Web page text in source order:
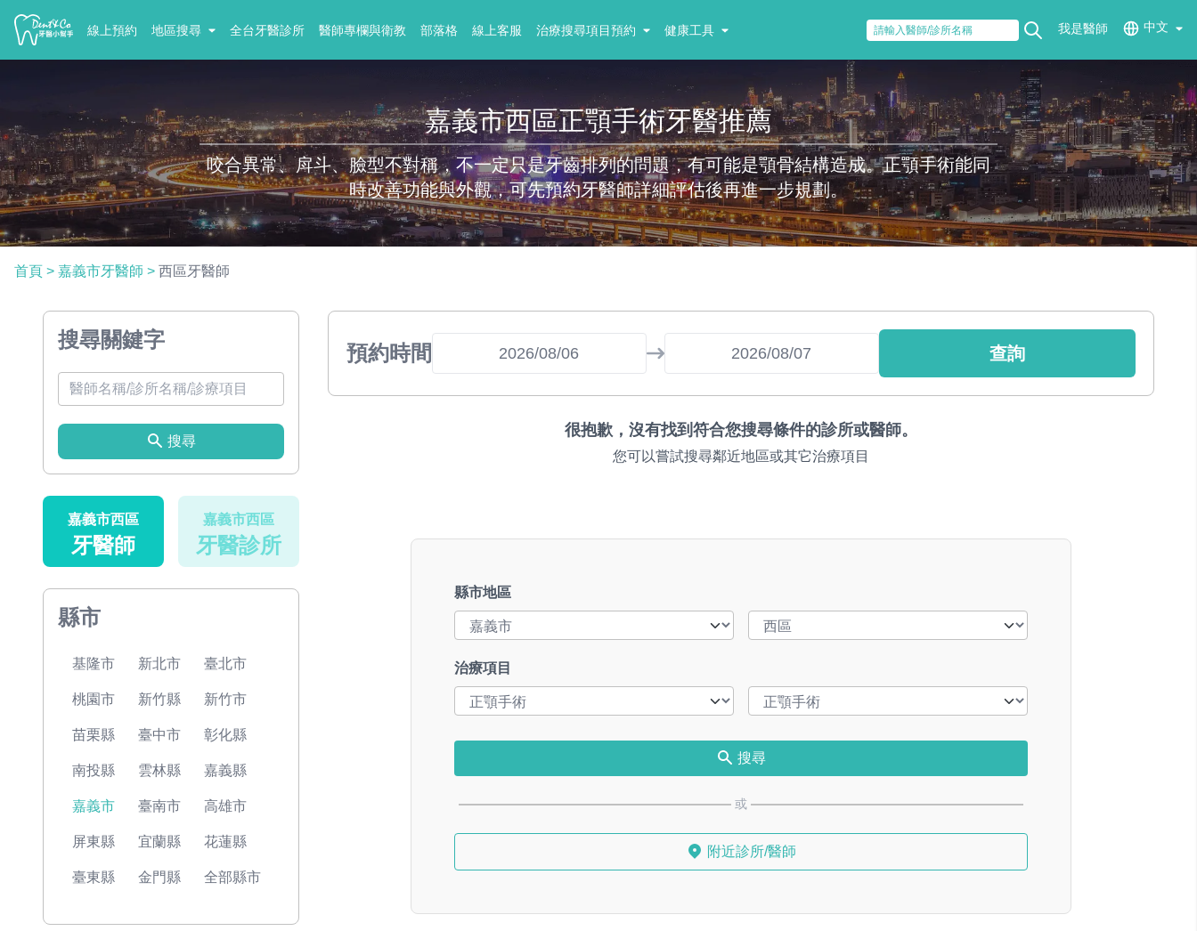
線上預約 地區搜尋 全台牙醫診所 醫師專欄與衛教 部落格 線上客服 治療搜尋項目預約 健康工具 我是醫師 中文
嘉義市西區正顎手術牙醫推薦
咬合異常、戽斗、臉型不對稱，不一定只是牙齒排列的問題，有可能是顎骨結構造成。正顎手術能同
時改善功能與外觀，可先預約牙醫師詳細評估後再進一步規劃。
首頁 > 嘉義市牙醫師 > 西區牙醫師
搜尋關鍵字
搜尋
嘉義市西區
牙醫師
嘉義市西區
牙醫診所
縣市
基隆市 新北市 臺北市
桃園市 新竹縣 新竹市
苗栗縣 臺中市 彰化縣
南投縣 雲林縣 嘉義縣
嘉義市 臺南市 高雄市
屏東縣 宜蘭縣 花蓮縣
臺東縣 金門縣 全部縣市
預約時間 查詢
很抱歉，沒有找到符合您搜尋條件的診所或醫師。
您可以嘗試搜尋鄰近地區或其它治療項目
縣市地區
治療項目
搜尋
或
附近診所/醫師